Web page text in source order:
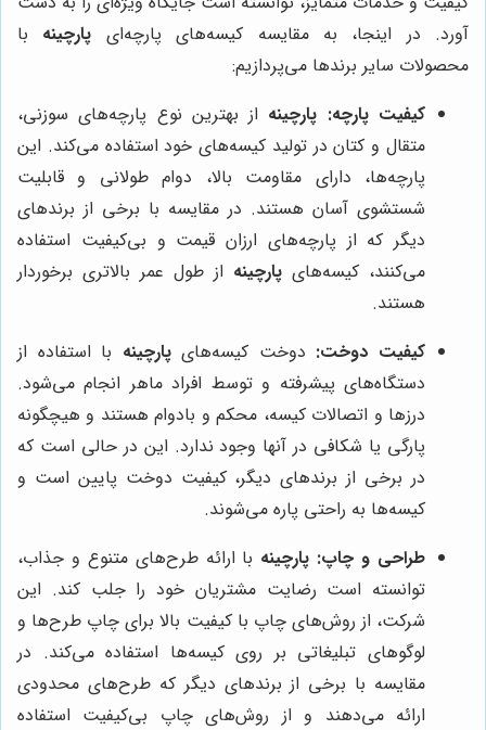
آورد. در اینجا، به مقایسه کیسه‌های پارچه‌ای پارچینه با
محصولات سایر برندها می‌پردازیم:
کیفیت پارچه: پارچینه از بهترین نوع پارچه‌های سوزنی،
متقال و کتان در تولید کیسه‌های خود استفاده می‌کند. این
پارچه‌ها، دارای مقاومت بالا، دوام طولانی و قابلیت
شستشوی آسان هستند. در مقایسه با برخی از برندهای
دیگر که از پارچه‌های ارزان قیمت و بی‌کیفیت استفاده
می‌کنند، کیسه‌های پارچینه از طول عمر بالاتری برخوردار
هستند.
کیفیت دوخت: دوخت کیسه‌هایپارچینه با استفاده از
دستگاه‌های پیشرفته و توسط افراد ماهر انجام می‌شود.
درزها و اتصالات کیسه، محکم و بادوام هستند و هیچگونه
پارگی یا شکافی در آنها وجود ندارد. این در حالی است که
در برخی از برندهای دیگر، کیفیت دوخت پایین است و
کیسه‌ها به راحتی پاره می‌شوند.
طراحی و چاپ: پارچینه با ارائه طرح‌های متنوع و جذاب،
توانسته است رضایت مشتریان خود را جلب کند. این
شرکت، از روش‌های چاپ با کیفیت بالا برای چاپ طرح‌ها و
لوگوهای تبلیغاتی بر روی کیسه‌ها استفاده می‌کند. در
مقایسه با برخی از برندهای دیگر که طرح‌های محدودی
ارائه می‌دهند و از روش‌های چاپ بی‌کیفیت استفاده